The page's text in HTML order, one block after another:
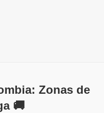
Zonas de
🚚